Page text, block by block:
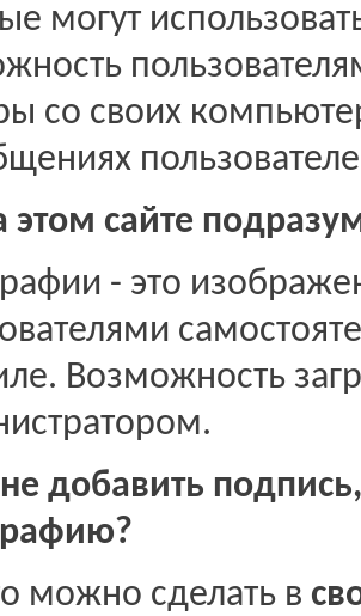
могут
со своих
этом сайте
- это
Возможность
добавить подпись,
можно сделать в